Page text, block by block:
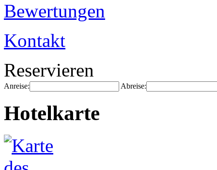
Bewertungen
Kontakt
Reservieren
Anreise: Abreise:
Hotelkarte